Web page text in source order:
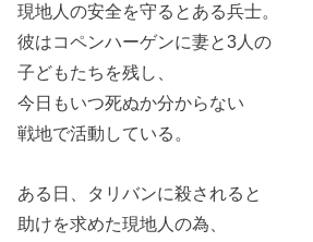
現地人の安全を守るとある兵士。
彼はコペンハーゲンに妻と3人の
子どもたちを残し、
今日もいつ死ぬか分からない
戦地で活動している。
ある日、タリバンに殺されると
助けを求めた現地人の為、